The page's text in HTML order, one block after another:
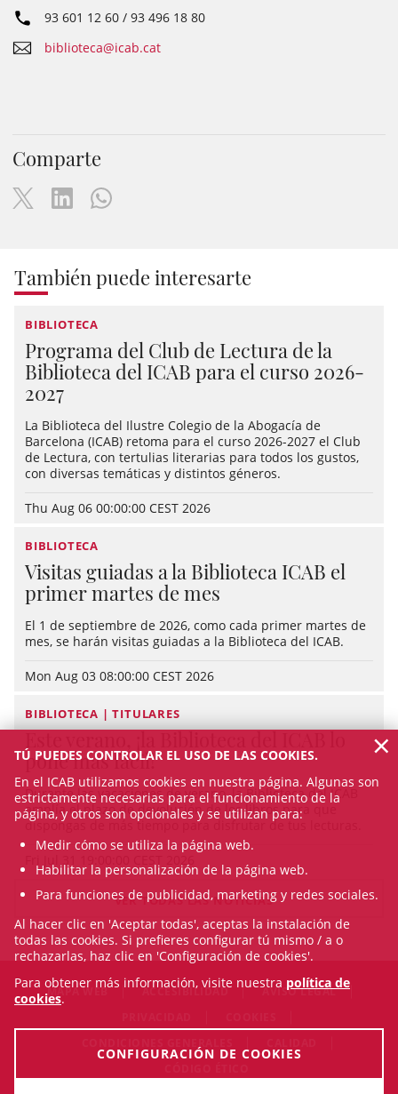
93 601 12 60 / 93 496 18 80
biblioteca@icab.cat
Comparte
También puede interesarte
BIBLIOTECA
Programa del Club de Lectura de la
Biblioteca del ICAB para el curso 2026-
2027
La Biblioteca del Ilustre Colegio de la Abogacía de
Barcelona (ICAB) retoma para el curso 2026-2027 el Club
de Lectura, con tertulias literarias para todos los gustos,
con diversas temáticas y distintos géneros.
Thu Aug 06 00:00:00 CEST 2026
BIBLIOTECA
Visitas guiadas a la Biblioteca ICAB el
primer martes de mes
El 1 de septiembre de 2026, como cada primer martes de
mes, se harán visitas guiadas a la Biblioteca del ICAB.
Mon Aug 03 08:00:00 CEST 2026
BIBLIOTECA | TITULARES
pone más fácil!
Durante las vacaciones de verano, la Biblioteca del ICAB
amplía el plazo de devolución de los libros para que
dispongas de más tiempo para disfrutar de tus lecturas.
VER TODAS LAS NOTICIAS
MAPA WEB ACCESIBILIDAD
AVISO LEGAL
TÚ PUEDES CONTROLAR EL USO DE LAS COOKIES.
En el ICAB utilizamos cookies en nuestra página. Algunas son
estrictamente necesarias para el funcionamiento de la
página, y otros son opcionales y se utilizan para:
Medir cómo se utiliza la página web.
Habilitar la personalización de la página web.
Para funciones de publicidad, marketing y redes sociales.
Al hacer clic en 'Aceptar todas', aceptas la instalación de
todas las cookies. Si prefieres configurar tú mismo / a o
rechazarlas, haz clic en 'Configuración de cookies'.
Para obtener más información, visite nuestra política de
cookies.
CONFIGURACIÓN DE COOKIES
×